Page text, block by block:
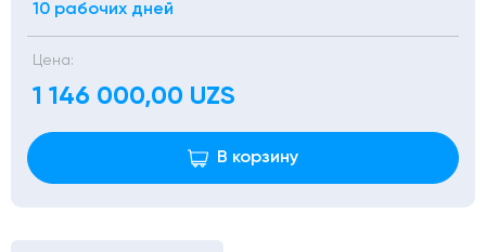
10 рабочих дней
Цена:
1 146 000,00 UZS
В корзину